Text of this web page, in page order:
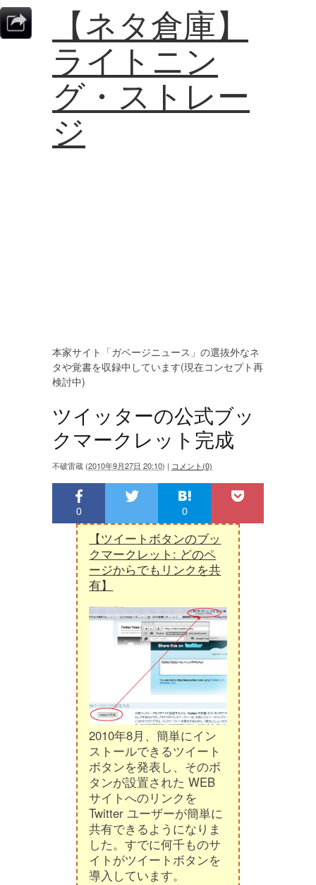
【ネタ倉庫】
ライトニン
グ・ストレー
ジ
本家サイト「ガベージニュース」の選抜外なネ
タや覚書を収録中しています(現在コンセプト再
検討中)
ツイッターの公式ブッ
クマークレット完成
不破雷蔵 (2010年9月27日 20:10) | コメント(0)
0 0
【ツイートボタンのブッ
クマークレット: どのペ
ージからでもリンクを共
有】
2010年8月、簡単にイン
ストールできるツイート
ボタンを発表し、そのボ
タンが設置された WEB
サイトへのリンクを
Twitter ユーザーが簡単に
共有できるようになりま
した。すでに何千ものサ
イトがツイートボタンを
導入しています。